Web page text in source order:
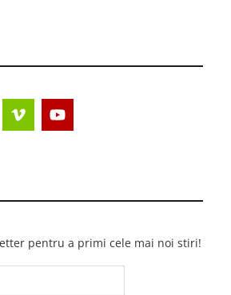
pentru a primi cele mai noi stiri!